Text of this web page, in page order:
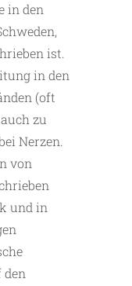
in den
ist.
in den
(oft
zu
Nerzen.
von
und in
den